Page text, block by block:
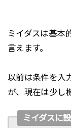
ミイダスは基本
言えます。
以前は条件を入
が、現在は少し
ミイダスに